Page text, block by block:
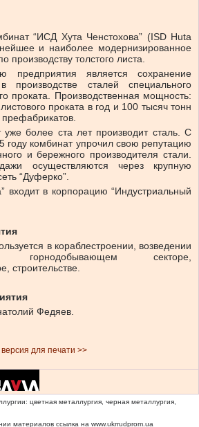
“ИСД Хута Ченстохова” (ISD Huta
и наиболее модернизированное
производству толстого листа.
предприятия является сохранение
производстве сталей специального
проката. Производственная мощность:
проката в год и 100 тысяч тонн
префабрикатов.
уже более ста лет производит сталь. С
году комбинат упрочил свою репутацию
и бережного производителя стали.
осуществляются через крупную
“Дуферко”.
входит в корпорацию “Индустриальный
в кораблестроении, возведении
горнодобывающем секторе,
строительстве.
Федяев.
версия для печати >>
цветная металлургия, черная металлургия,
материалов ссылка на www.ukrrudprom.ua